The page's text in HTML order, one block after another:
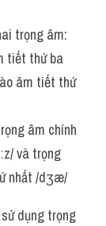
trọng âm:
tiết thứ ba
âm tiết thứ
âm chính
và trọng
nhất /dʒæ/
dụng trọng